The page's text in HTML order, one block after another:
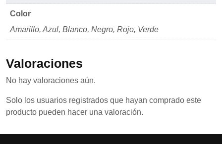
Color
Amarillo, Azul, Blanco, Negro, Rojo, Verde
Valoraciones
No hay valoraciones aún.
Solo los usuarios registrados que hayan comprado este
producto pueden hacer una valoración.